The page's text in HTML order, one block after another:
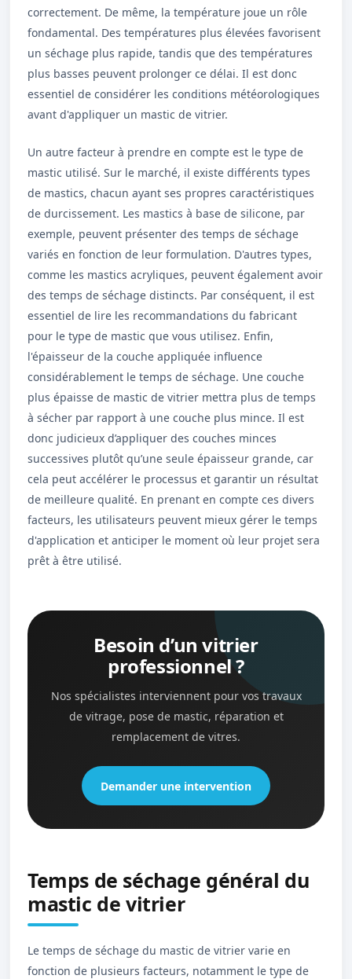
correctement. De même, la température joue un rôle
fondamental. Des températures plus élevées favorisent
un séchage plus rapide, tandis que des températures
plus basses peuvent prolonger ce délai. Il est donc
essentiel de considérer les conditions météorologiques
avant d'appliquer un mastic de vitrier.
Un autre facteur à prendre en compte est le type de
mastic utilisé. Sur le marché, il existe différents types
de mastics, chacun ayant ses propres caractéristiques
de durcissement. Les mastics à base de silicone, par
exemple, peuvent présenter des temps de séchage
variés en fonction de leur formulation. D'autres types,
comme les mastics acryliques, peuvent également avoir
des temps de séchage distincts. Par conséquent, il est
essentiel de lire les recommandations du fabricant
pour le type de mastic que vous utilisez. Enfin,
l'épaisseur de la couche appliquée influence
considérablement le temps de séchage. Une couche
plus épaisse de mastic de vitrier mettra plus de temps
à sécher par rapport à une couche plus mince. Il est
donc judicieux d’appliquer des couches minces
successives plutôt qu’une seule épaisseur grande, car
cela peut accélérer le processus et garantir un résultat
de meilleure qualité. En prenant en compte ces divers
facteurs, les utilisateurs peuvent mieux gérer le temps
d'application et anticiper le moment où leur projet sera
prêt à être utilisé.
Besoin d’un vitrier
professionnel ?
Nos spécialistes interviennent pour vos travaux
de vitrage, pose de mastic, réparation et
remplacement de vitres.
Demander une intervention
Temps de séchage général du
mastic de vitrier
Le temps de séchage du mastic de vitrier varie en
fonction de plusieurs facteurs, notamment le type de